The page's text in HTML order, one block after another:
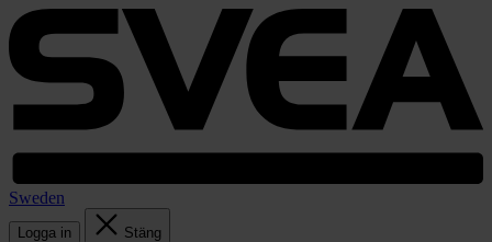
Sweden
Logga in Stäng